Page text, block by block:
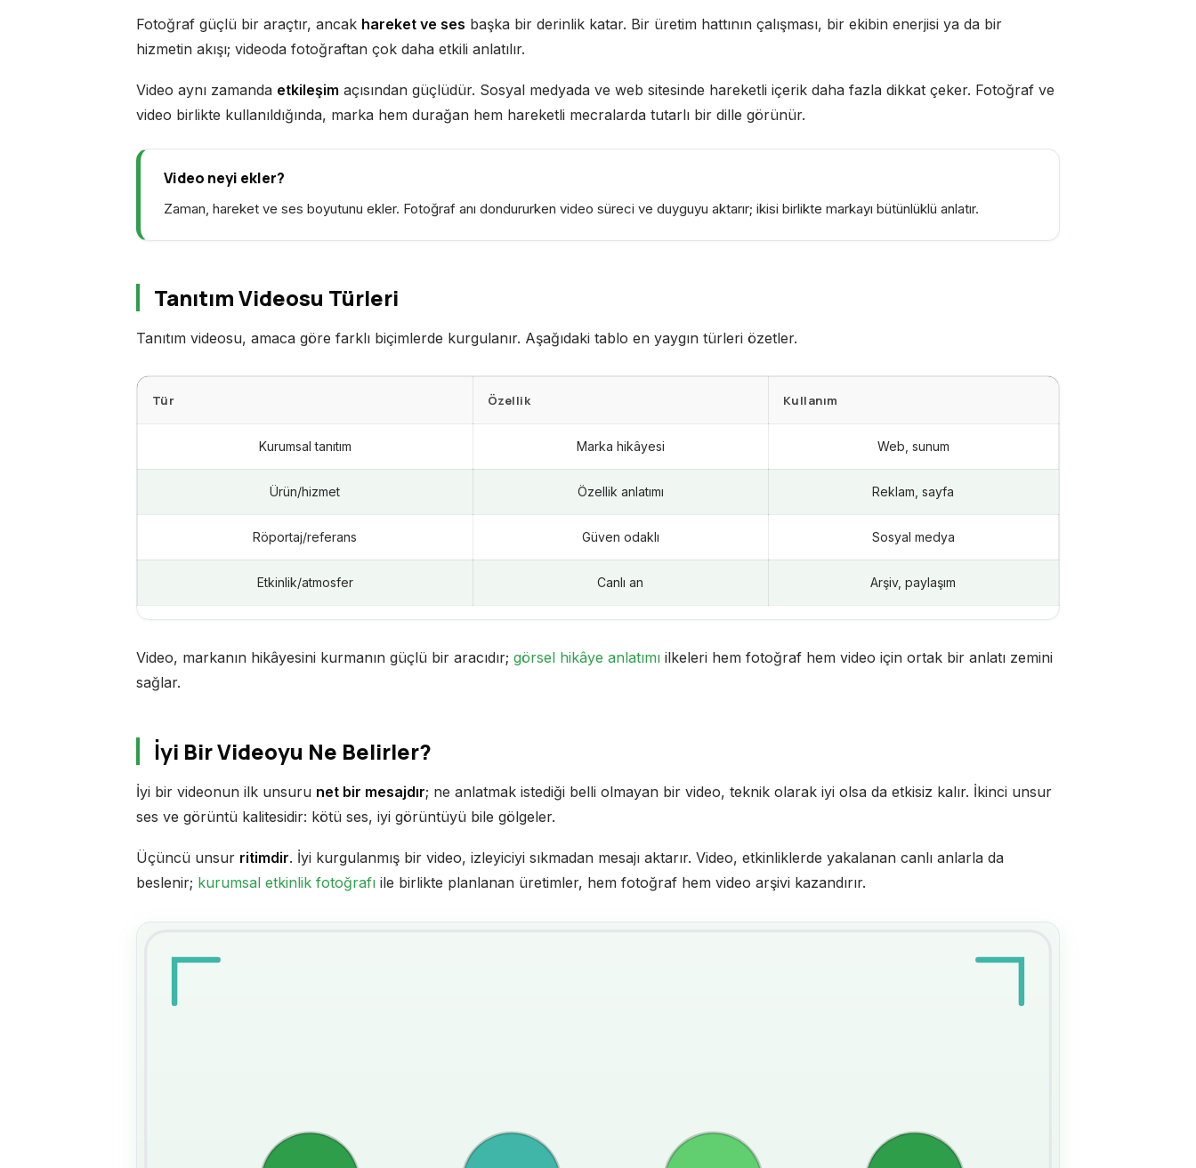
Fotoğraf güçlü bir araçtır, ancak hareket ve ses başka bir derinlik katar. Bir üretim hattının çalışması, bir ekibin enerjisi ya da bir
hizmetin akışı; videoda fotoğraftan çok daha etkili anlatılır.
Video aynı zamanda etkileşim açısından güçlüdür. Sosyal medyada ve web sitesinde hareketli içerik daha fazla dikkat çeker. Fotoğraf ve
video birlikte kullanıldığında, marka hem durağan hem hareketli mecralarda tutarlı bir dille görünür.
Video neyi ekler?
Zaman, hareket ve ses boyutunu ekler. Fotoğraf anı dondururken video süreci ve duyguyu aktarır; ikisi birlikte markayı bütünlüklü anlatır.
Tanıtım Videosu Türleri
Tanıtım videosu, amaca göre farklı biçimlerde kurgulanır. Aşağıdaki tablo en yaygın türleri özetler.
Tür Özellik Kullanım
Kurumsal tanıtım Marka hikâyesi Web, sunum
Ürün/hizmet Özellik anlatımı Reklam, sayfa
Röportaj/referans Güven odaklı Sosyal medya
Etkinlik/atmosfer Canlı an Arşiv, paylaşım
Video, markanın hikâyesini kurmanın güçlü bir aracıdır; görsel hikâye anlatımıilkeleri hem fotoğraf hem video için ortak bir anlatı zemini
sağlar.
İyi Bir Videoyu Ne Belirler?
İyi bir videonun ilk unsuru net bir mesajdır; ne anlatmak istediği belli olmayan bir video, teknik olarak iyi olsa da etkisiz kalır. İkinci unsur
ses ve görüntü kalitesidir: kötü ses, iyi görüntüyü bile gölgeler.
Üçüncü unsur ritimdir. İyi kurgulanmış bir video, izleyiciyi sıkmadan mesajı aktarır. Video, etkinliklerde yakalanan canlı anlarla da
beslenir; kurumsal etkinlik fotoğrafıile birlikte planlanan üretimler, hem fotoğraf hem video arşivi kazandırır.